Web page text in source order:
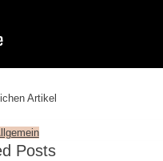
Artikel
Posts